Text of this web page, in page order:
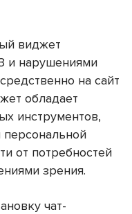
виджет
и нарушениями
на сайт
обладает
инструментов,
от потребностей
зрения.
чат-